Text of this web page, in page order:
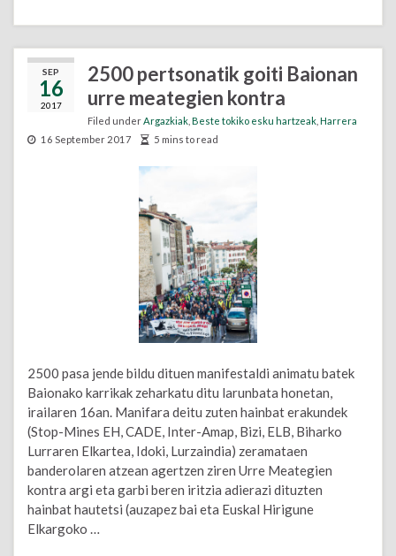
SEP
16
2017
2500 pertsonatik goiti Baionan
urre meategien kontra
Filed under Argazkiak Beste tokiko esku hartzeak Harrera
16 September 2017
5 mins to read
2500 pasa jende bildu dituen manifestaldi animatu batek
Baionako karrikak zeharkatu ditu larunbata honetan,
irailaren 16an. Manifara deitu zuten hainbat erakundek
(Stop-Mines EH, CADE, Inter-Amap, Bizi, ELB, Biharko
Lurraren Elkartea, Idoki, Lurzaindia) zeramataen
banderolaren atzean agertzen ziren Urre Meategien
kontra argi eta garbi beren iritzia adierazi dituzten
hainbat hautetsi (auzapez bai eta Euskal Hirigune
Elkargoko …